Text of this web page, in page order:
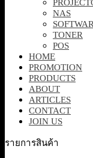
NAS
TONER
POS
HOME
PROMOTION
PRODUCTS
ABOUT
ARTICLES
CONTACT
JOIN US
รายการสินค้า